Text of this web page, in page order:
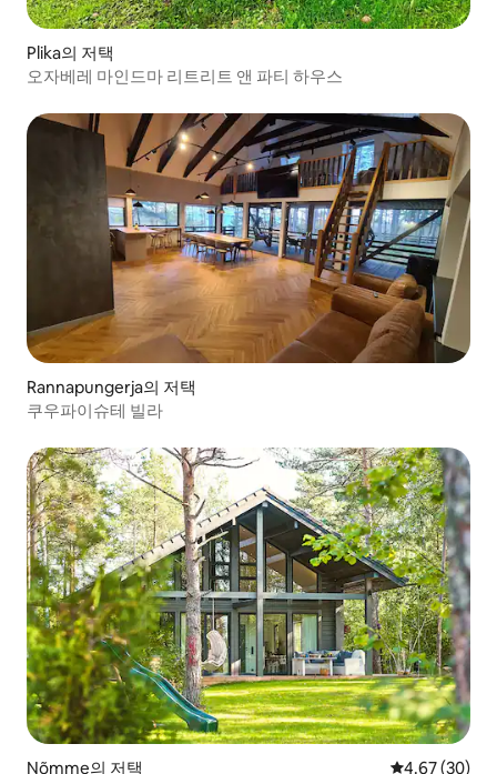
Plika의 저택
오자베레 마인드마 리트리트 앤 파티 하우스
Rannapungerja의 저택
쿠우파이슈테 빌라
Nõmme의 저택 평점 4.67점(5
4.67 (30)